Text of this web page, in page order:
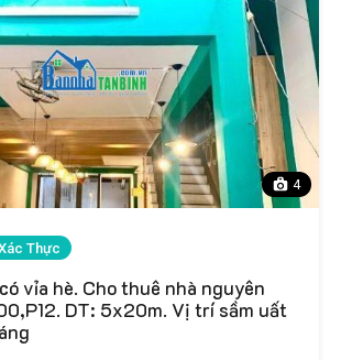
4
Thực
vỉa hè. Cho thuê nhà nguyên
DT: 5x20m. Vị trí sầm uất